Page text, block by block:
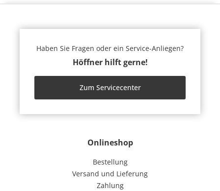
Onlineshop
Bestellung
Versand und Lieferung
Zahlung
Haben Sie Fragen oder ein Service-Anliegen?
Höffner hilft gerne!
Zum Servicecenter